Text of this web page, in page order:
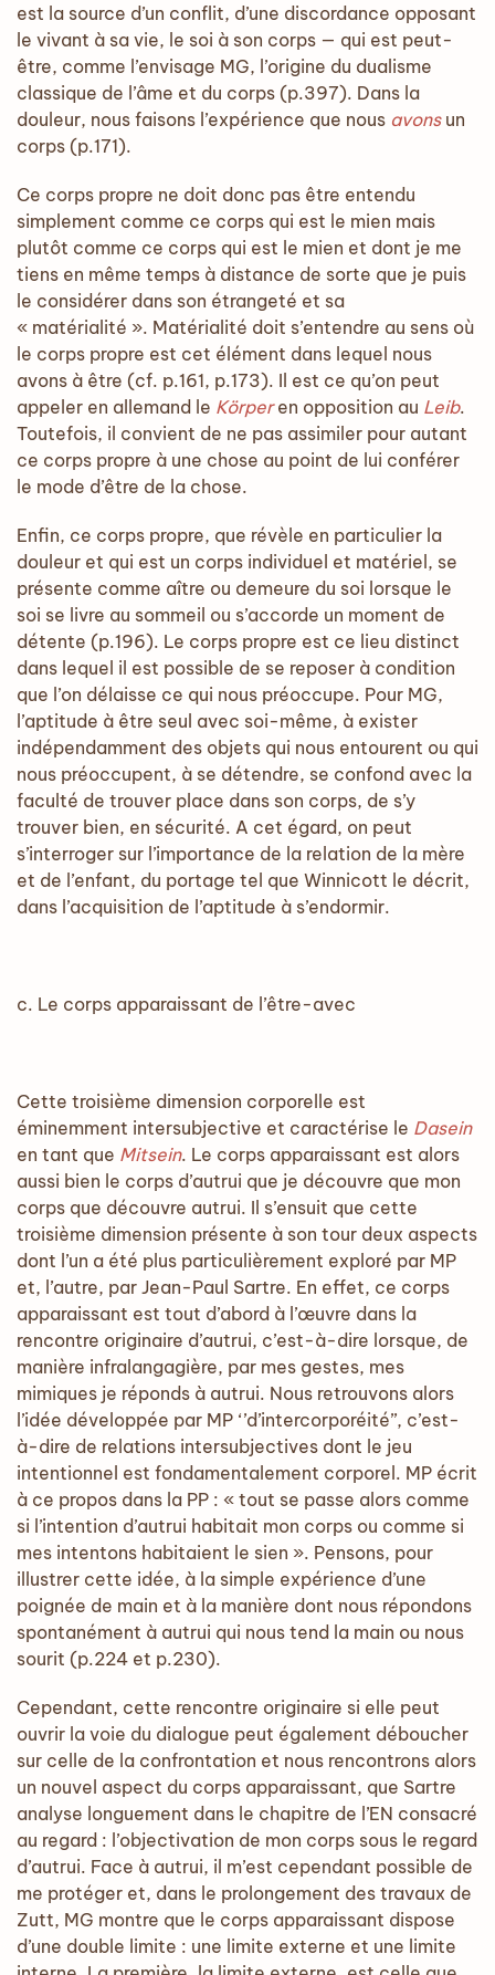
est la source d’un conflit, d’une discordance opposant
le vivant à sa vie, le soi à son corps — qui est peut-
être, comme l’envisage MG, l’origine du dualisme
classique de l’âme et du corps (p.397). Dans la
douleur, nous faisons l’expérience que nous avonsun
corps (p.171).
Ce corps propre ne doit donc pas être entendu
simplement comme ce corps qui est le mien mais
plutôt comme ce corps qui est le mien et dont je me
tiens en même temps à distance de sorte que je puis
le considérer dans son étrangeté et sa
« matérialité ». Matérialité doit s’entendre au sens où
le corps propre est cet élément dans lequel nous
avons à être (cf. p.161, p.173). Il est ce qu’on peut
appeler en allemand le Körperen opposition au Leib.
Toutefois, il convient de ne pas assimiler pour autant
ce corps propre à une chose au point de lui conférer
le mode d’être de la chose.
Enfin, ce corps propre, que révèle en particulier la
douleur et qui est un corps individuel et matériel, se
présente comme aître ou demeure du soi lorsque le
soi se livre au sommeil ou s’accorde un moment de
détente (p.196). Le corps propre est ce lieu distinct
dans lequel il est possible de se reposer à condition
que l’on délaisse ce qui nous préoccupe. Pour MG,
l’aptitude à être seul avec soi-même, à exister
indépendamment des objets qui nous entourent ou qui
nous préoccupent, à se détendre, se confond avec la
faculté de trouver place dans son corps, de s’y
trouver bien, en sécurité. A cet égard, on peut
s’interroger sur l’importance de la relation de la mère
et de l’enfant, du portage tel que Winnicott le décrit,
dans l’acquisition de l’aptitude à s’endormir.
c. Le corps apparaissant de l’être-avec
Cette troisième dimension corporelle est
éminemment intersubjective et caractérise le Dasein
en tant que Mitsein. Le corps apparaissant est alors
aussi bien le corps d’autrui que je découvre que mon
corps que découvre autrui. Il s’ensuit que cette
troisième dimension présente à son tour deux aspects
dont l’un a été plus particulièrement exploré par MP
et, l’autre, par Jean-Paul Sartre. En effet, ce corps
apparaissant est tout d’abord à l’œuvre dans la
rencontre originaire d’autrui, c’est-à-dire lorsque, de
manière infralangagière, par mes gestes, mes
mimiques je réponds à autrui. Nous retrouvons alors
l’idée développée par MP ‘’d’intercorporéité’’, c’est-
à-dire de relations intersubjectives dont le jeu
intentionnel est fondamentalement corporel. MP écrit
à ce propos dans la PP : « tout se passe alors comme
si l’intention d’autrui habitait mon corps ou comme si
mes intentons habitaient le sien ». Pensons, pour
illustrer cette idée, à la simple expérience d’une
poignée de main et à la manière dont nous répondons
spontanément à autrui qui nous tend la main ou nous
sourit (p.224 et p.230).
Cependant, cette rencontre originaire si elle peut
ouvrir la voie du dialogue peut également déboucher
sur celle de la confrontation et nous rencontrons alors
un nouvel aspect du corps apparaissant, que Sartre
analyse longuement dans le chapitre de l’EN consacré
au regard : l’objectivation de mon corps sous le regard
d’autrui. Face à autrui, il m’est cependant possible de
me protéger et, dans le prolongement des travaux de
Zutt, MG montre que le corps apparaissant dispose
d’une double limite : une limite externe et une limite